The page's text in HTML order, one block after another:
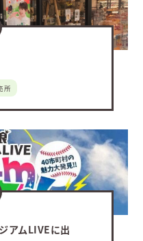
所
アムLIVEに出